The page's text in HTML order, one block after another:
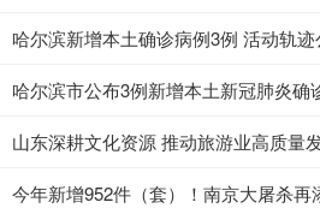
哈尔滨新增本土确诊病例3例 活动轨
哈尔滨市公布3例新增本土新冠肺炎确
山东深耕文化资源 推动旅游业高质量
今年新增952件（套）！南京大屠杀再